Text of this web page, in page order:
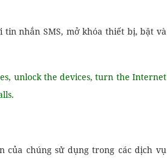
tin nhắn SMS, mở khóa thiết bị, bật và
unlock the devices, turn the Internet
của chúng sử dụng trong các dịch vụ